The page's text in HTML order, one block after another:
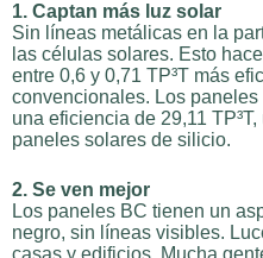
1. Captan más luz solar
Sin líneas metálicas en la
las células solares. Esto
entre 0,6 y 0,71 TP³T más
convencionales. Los
una eficiencia de 29,11
paneles solares de silicio.
2. Se ven mejor
Los paneles BC tienen un
negro, sin líneas visibles.